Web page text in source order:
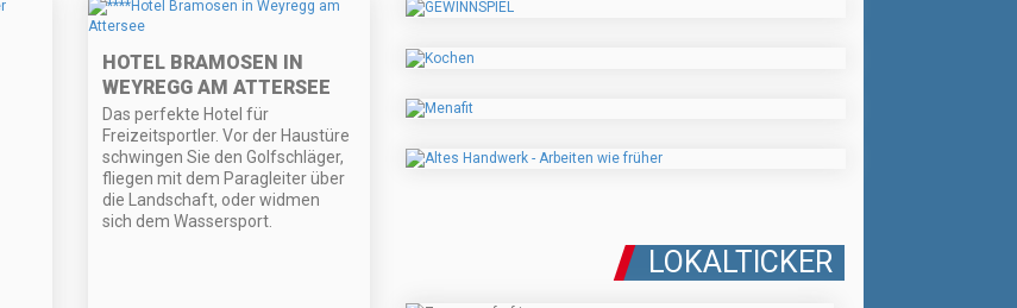
HOTEL BRAMOSEN IN
WEYREGG AM ATTERSEE
Das perfekte Hotel für
Freizeitsportler. Vor der Haustüre
schwingen Sie den Golfschläger,
fliegen mit dem Paragleiter über
die Landschaft, oder widmen
sich dem Wassersport.
LOKALTICKER